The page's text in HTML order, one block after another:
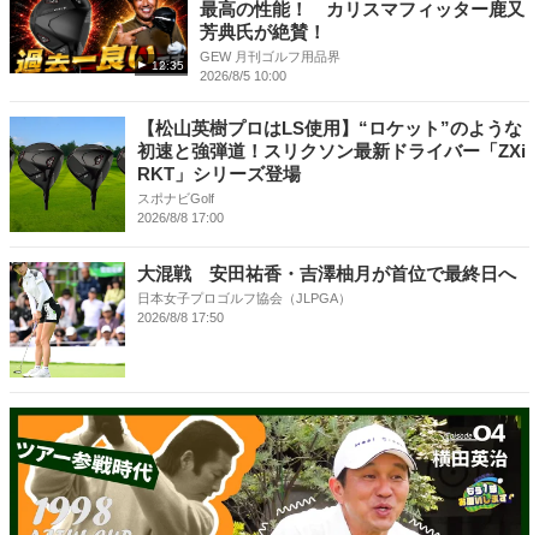
12:35
最高の性能！ カリスマフィッター鹿又
芳典氏が絶賛！
GEW 月刊ゴルフ用品界
2026/8/5 10:00
【松山英樹プロはLS使用】“ロケット”のような
初速と強弾道！スリクソン最新ドライバー「ZXi
RKT」シリーズ登場
スポナビGolf
2026/8/8 17:00
大混戦 安田祐香・吉澤柚月が首位で最終日へ
日本女子プロゴルフ協会（JLPGA）
2026/8/8 17:50